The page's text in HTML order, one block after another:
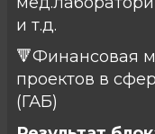
и т.д.
🔻Финансовая
проектов в
(ГАБ)